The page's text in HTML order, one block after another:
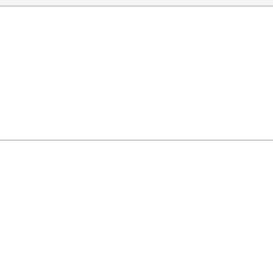
списоксписок
смайлик
Вставка скрытого текста
Вставка цитаты
Вставка спойлера